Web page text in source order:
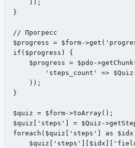
    ));
}
// Прогресс
$progress = $form-
if($progress) {
$progress = $pdo-
'steps_count' =>
    ));
}
$quiz = $form->toArray();
$quiz['steps'] = $Quiz-
foreach($quiz['steps'] as